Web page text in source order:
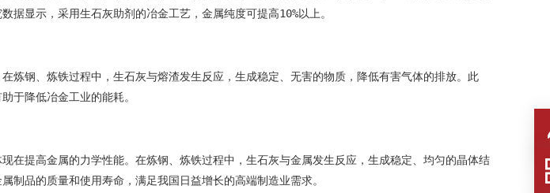
据显示，采用生石灰助剂的冶金工艺，金属纯度可提高10%以上。
炼钢、炼铁过程中，生石灰与熔渣发生反应，生成稳定、无害的物质，降低有害气体的排放。此
于降低冶金工业的能耗。
在提高金属的力学性能。在炼钢、炼铁过程中，生石灰与金属发生反应，生成稳定、均匀的晶体结
制品的质量和使用寿命，满足我国日益增长的高端制造业需求。